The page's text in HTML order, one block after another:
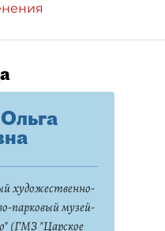
художественно-
парковый музей-
(ГМЗ "Царское